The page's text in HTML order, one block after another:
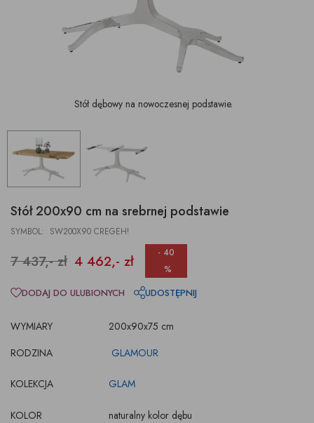
Stół dębowy na nowoczesnej podstawie.
Stół 200x90 cm na srebrnej podstawie
SYMBOL: SW200X90 CREGEH!
7 437,- zł 4 462,- zł
- 40
%
WYMIARY
200x90x75 cm
RODZINA
GLAMOUR
KOLEKCJA GLAM
KOLOR
naturalny kolor dębu
DODAJ DO ULUBIONYCH UDOSTĘPNIJ